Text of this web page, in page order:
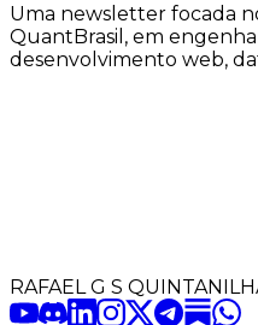
Uma newsletter focada
QuantBrasil , em
desenvolvimento web,
RAFAEL G S